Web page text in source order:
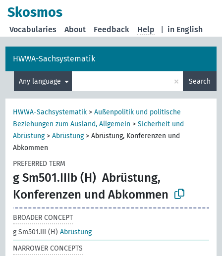
Skosmos
in English
Vocabularies About Feedback Help
HWWA-Sachsystematik
Any language × Search
HWWA-Sachsystematik >Außenpolitik und politische
Beziehungen zum Ausland, Allgemein >Sicherheit und
Abrüstung>Abrüstung>Abrüstung, Konferenzen und
Abkommen
PREFERRED TERM
g Sm501.IIIb (H) Abrüstung,
Konferenzen und Abkommen
BROADER CONCEPT
g Sm501.III (H)Abrüstung
NARROWER CONCEPTS